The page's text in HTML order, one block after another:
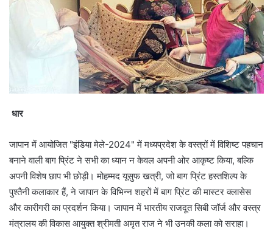
धार
जापान में आयोजित "इंडिया मेले-2024" में मध्यप्रदेश के वस्त्रों में विशिष्ट पहचान
बनाने वाली बाग प्रिंट ने सभी का ध्यान न केवल अपनी ओर आकृष्ट किया, बल्कि
अपनी विशेष छाप भी छोड़ी। मोहम्मद यूसुफ खत्री, जो बाग प्रिंट हस्तशिल्प के
पुश्तैनी कलाकार हैं, ने जापान के विभिन्न शहरों में बाग प्रिंट की मास्टर क्लासेस
और कारीगरी का प्रदर्शन किया। जापान में भारतीय राजदूत सिबी जॉर्ज और वस्त्र
मंत्रालय की विकास आयुक्त श्रीमती अमृत राज ने भी उनकी कला को सराहा।